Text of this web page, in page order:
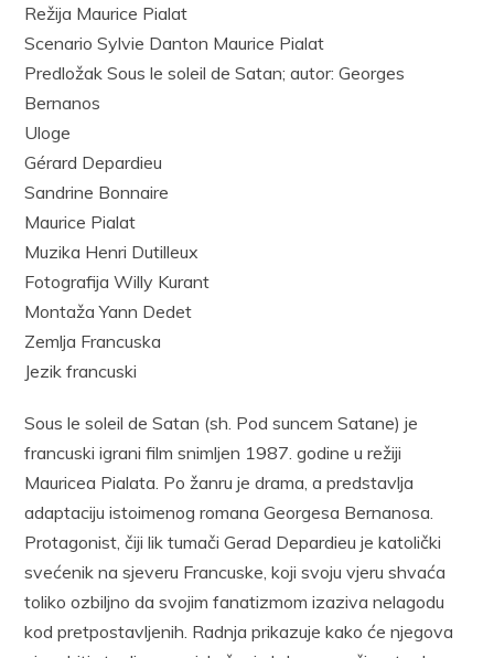
Režija Maurice Pialat
Scenario Sylvie Danton Maurice Pialat
Predložak Sous le soleil de Satan; autor: Georges
Bernanos
Uloge
Gérard Depardieu
Sandrine Bonnaire
Maurice Pialat
Muzika Henri Dutilleux
Fotografija Willy Kurant
Montaža Yann Dedet
Zemlja Francuska
Jezik francuski
Sous le soleil de Satan (sh. Pod suncem Satane) je
francuski igrani film snimljen 1987. godine u režiji
Mauricea Pialata. Po žanru je drama, a predstavlja
adaptaciju istoimenog romana Georgesa Bernanosa.
Protagonist, čiji lik tumači Gerad Depardieu je katolički
svećenik na sjeveru Francuske, koji svoju vjeru shvaća
toliko ozbiljno da svojim fanatizmom izaziva nelagodu
kod pretpostavljenih. Radnja prikazuje kako će njegova